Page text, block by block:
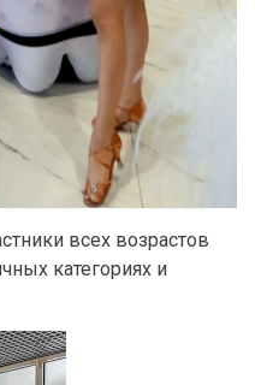
всех возрастов
категориях и